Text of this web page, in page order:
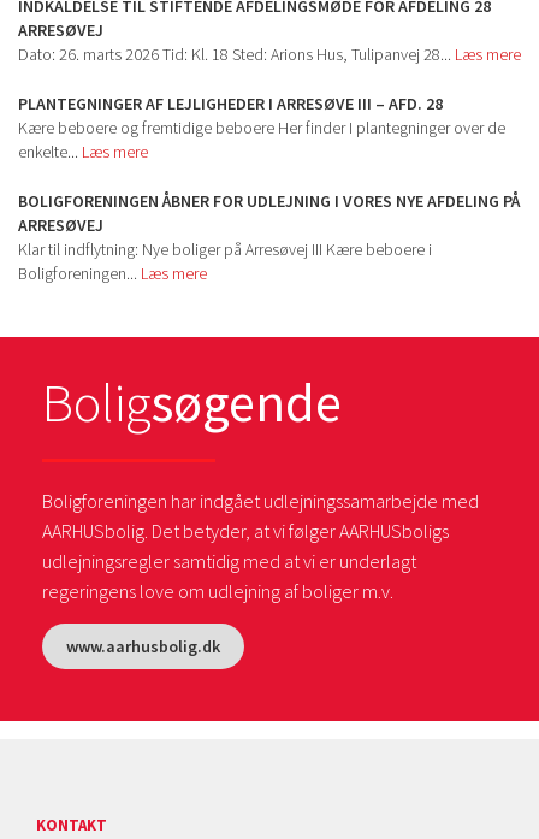
INDKALDELSE TIL STIFTENDE AFDELINGSMØDE FOR AFDELING 28
ARRESØVEJ
Dato: 26. marts 2026 Tid: Kl. 18 Sted: Arions Hus, Tulipanvej 28... Læs mere
PLANTEGNINGER AF LEJLIGHEDER I ARRESØVE III – AFD. 28
Kære beboere og fremtidige beboere Her finder I plantegninger over de
enkelte... Læs mere
BOLIGFORENINGEN ÅBNER FOR UDLEJNING I VORES NYE AFDELING PÅ
ARRESØVEJ
Klar til indflytning: Nye boliger på Arresøvej III Kære beboere i
Boligforeningen... Læs mere
Boligsøgende
Boligforeningen har indgået udlejningssamarbejde med
AARHUSbolig. Det betyder, at vi følger AARHUSboligs
udlejningsregler samtidig med at vi er underlagt
regeringens love om udlejning af boliger m.v.
www.aarhusbolig.dk
KONTAKT